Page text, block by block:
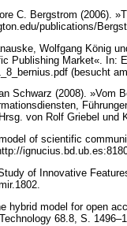
C. Bergstrom (2006).
publications/
Wolfgang König
Publishing Market«. In:
(besucht
Schwarz (2008). »Vom
von Rolf Griebel und
of scientific
of Innovative
hybrid model for open
68.8, S.